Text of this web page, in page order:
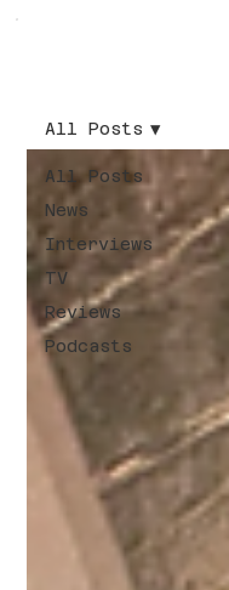
All Posts
News
Interviews
TV
Reviews
Podcasts
All Posts